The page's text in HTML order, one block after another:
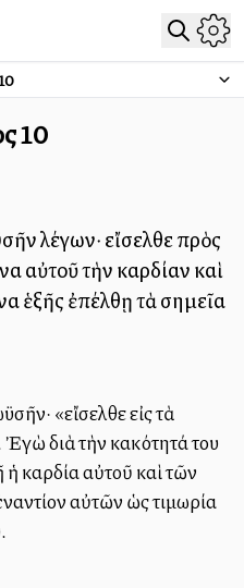
10
λέγων· εἴσελθε πρὸς
αὐτοῦ τὴν καρδίαν καὶ
ἑξῆς ἐπέλθῃ τὰ σημεῖα
«εἴσελθε εἰς τὰ
διὰ τὴν κακότητά του
καρδία αὐτοῦ καὶ τῶν
αὐτῶν ὡς τιμωρία